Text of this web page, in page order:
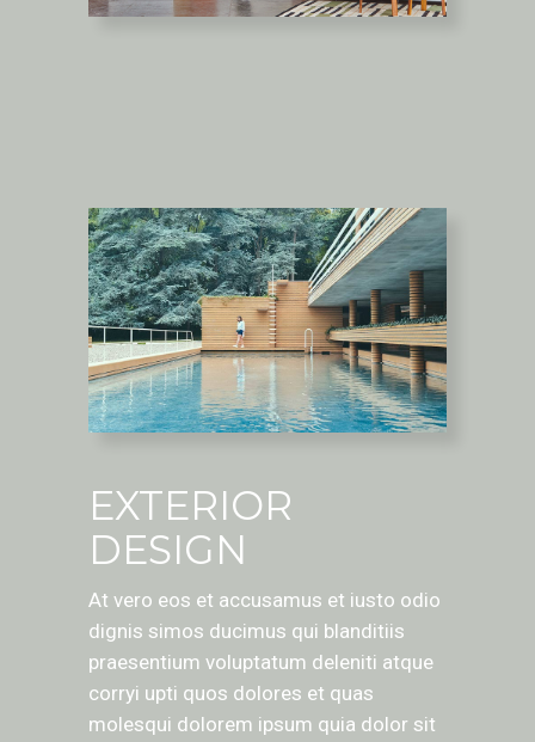
EXTERIOR
DESIGN
At vero eos et accusamus et iusto odio
dignis simos ducimus qui blanditiis
praesentium voluptatum deleniti atque
corryi upti quos dolores et quas
molesqui dolorem ipsum quia dolor sit